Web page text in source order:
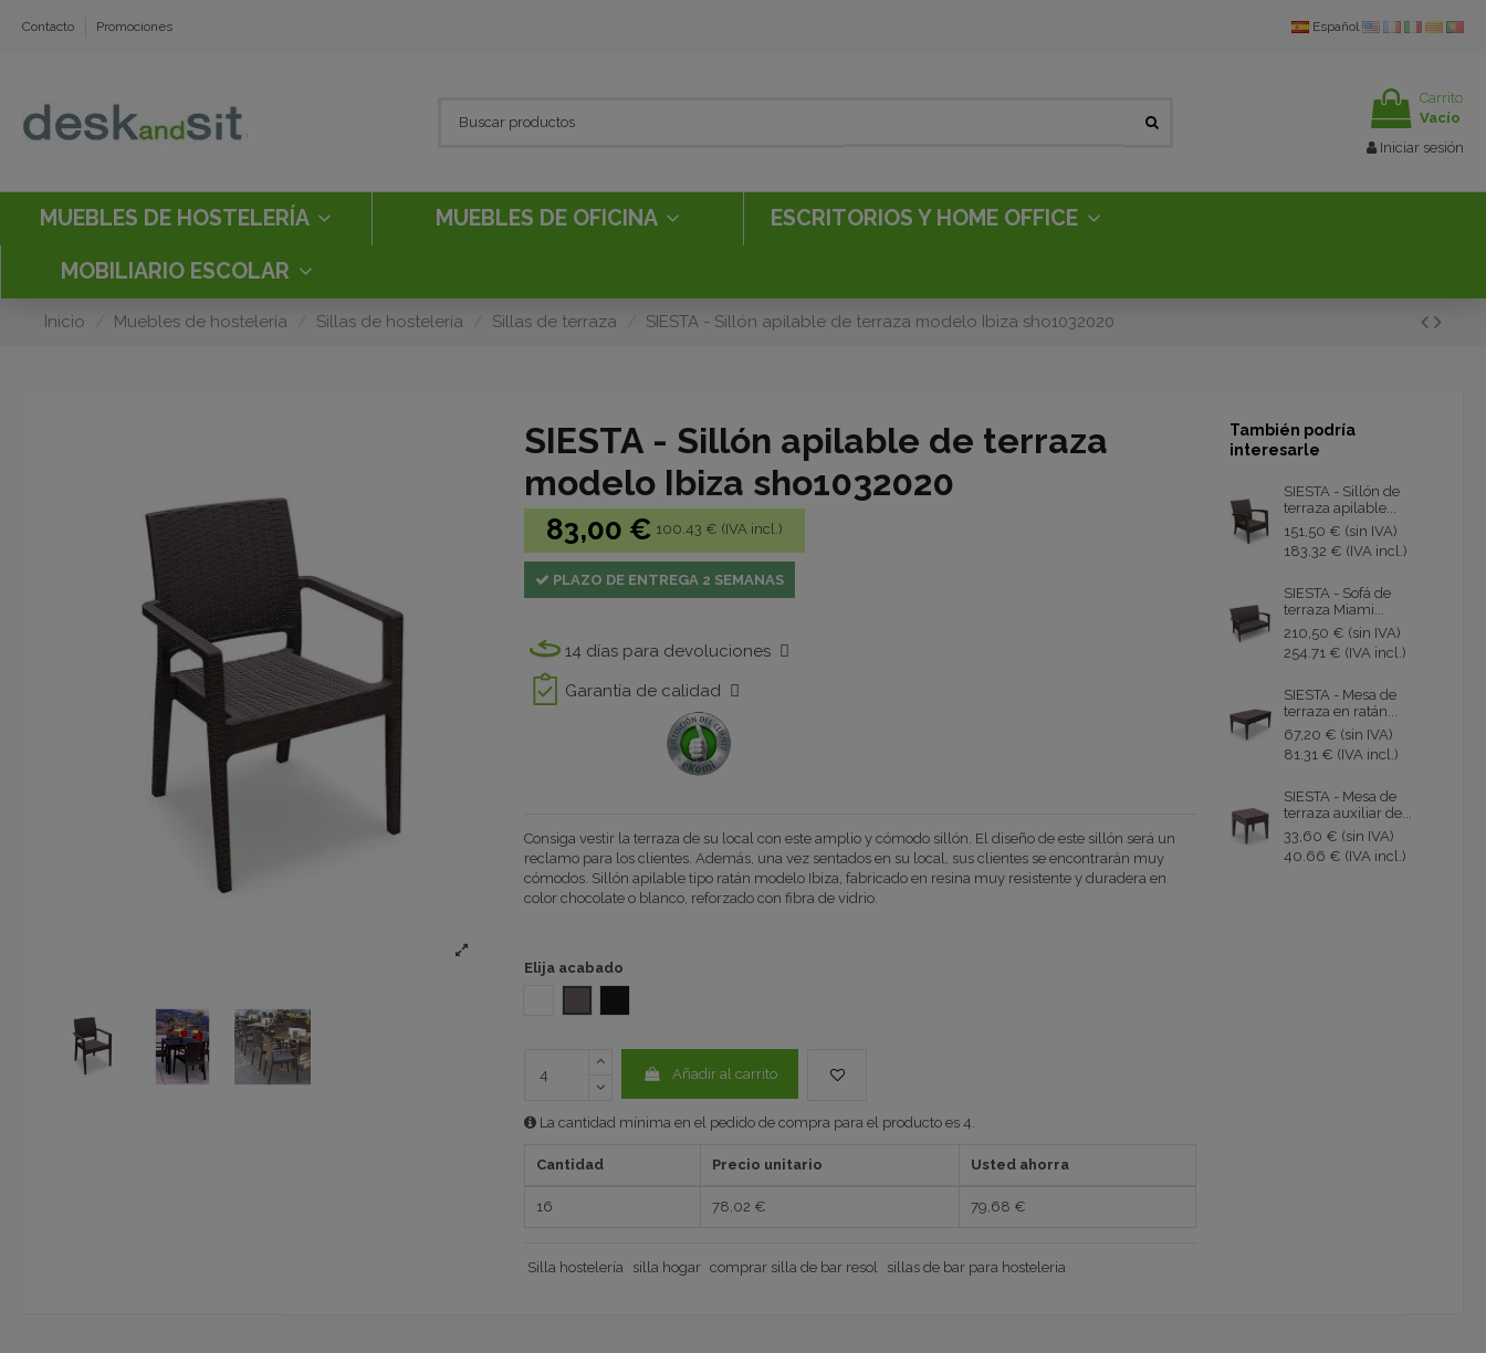
Contacto Promociones Español
Carrito
Vacío
Iniciar sesión
MUEBLES DE HOSTELERÍA MUEBLES DE OFICINA ESCRITORIOS Y HOME OFFICE
MOBILIARIO ESCOLAR
Inicio Muebles de hostelería Sillas de hostelería Sillas de terraza SIESTA - Sillón apilable de terraza modelo Ibiza sho1032020
SIESTA - Sillón apilable de terraza
modelo Ibiza sho1032020
83,00 € 100.43 € (IVA incl.)
PLAZO DE ENTREGA 2 SEMANAS
14 días para devoluciones
Garantía de calidad
Consiga vestir la terraza de su local con este amplio y cómodo sillón. El diseño de este sillón será un
reclamo para los clientes. Además, una vez sentados en su local, sus clientes se encontrarán muy
cómodos. Sillón apilable tipo ratán modelo Ibiza, fabricado en resina muy resistente y duradera en
color chocolate o blanco, reforzado con fibra de vidrio.
Elija acabado
Añadir al carrito
La cantidad mínima en el pedido de compra para el producto es 4.
Cantidad Precio unitario Usted ahorra
16 78,02 € 79,68 €
Silla hostelería silla hogar comprar silla de bar resol sillas de bar para hosteleria
También podría
interesarle
SIESTA - Sillón de
terraza apilable...
151,50 € (sin IVA)
183.32 € (IVA incl.)
SIESTA - Sofá de
terraza Miami...
210,50 € (sin IVA)
254.71 € (IVA incl.)
SIESTA - Mesa de
terraza en ratán...
67,20 € (sin IVA)
81.31 € (IVA incl.)
SIESTA - Mesa de
terraza auxiliar de...
33,60 € (sin IVA)
40.66 € (IVA incl.)